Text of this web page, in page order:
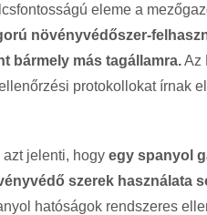
eleme a
növényvédőszer-
bármely más tagállamra.Az
protokollokat írnak
jelenti, hogy egy spanyol
szerek használata
hatóságok rendszeres